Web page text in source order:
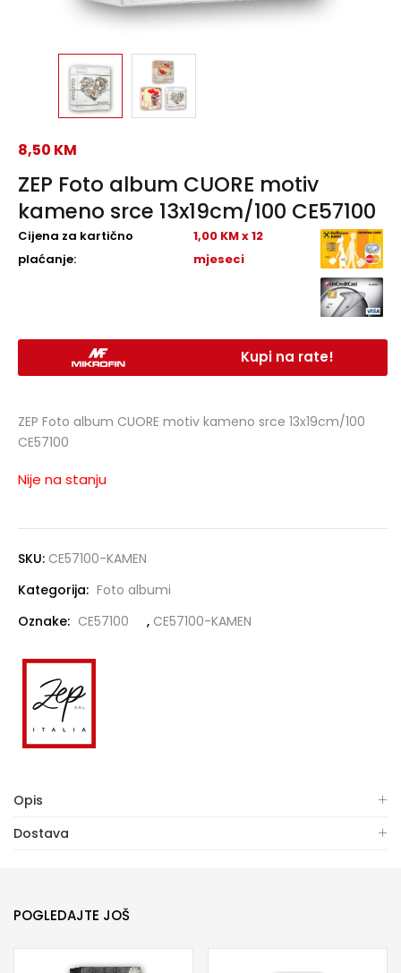
ZEP Foto album CUORE motiv
kameno srce 13x19cm/100 CE57100
8,50 KM
Cijena za kartično
plaćanje:
1,00 KM x 12
mjeseci
Kupi na rate!
ZEP Foto album CUORE motiv kameno srce 13x19cm/100
CE57100
Nije na stanju
SKU: CE57100-KAMEN
Kategorija: Foto albumi
Oznake: CE57100 , CE57100-KAMEN
Opis
Dostava
POGLEDAJTE JOŠ